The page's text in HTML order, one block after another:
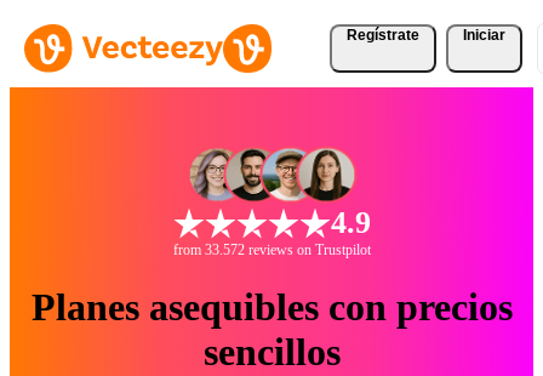
Regístrate Iniciar
4.9
from 33.572 reviews on Trustpilot
Planes asequibles con precios
sencillos